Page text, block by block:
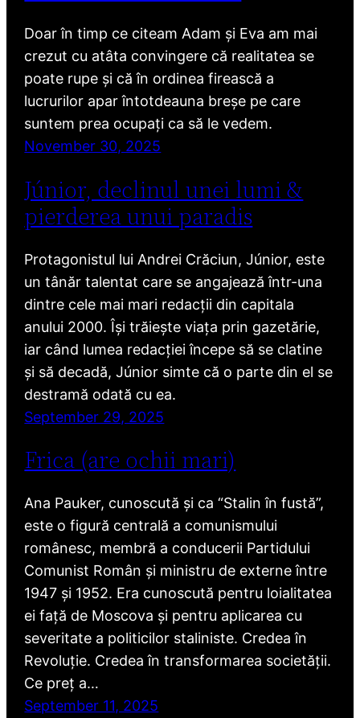
Doar în timp ce citeam Adam și Eva am mai
crezut cu atâta convingere că realitatea se
poate rupe și că în ordinea firească a
lucrurilor apar întotdeauna breșe pe care
suntem prea ocupați ca să le vedem.
November 30, 2025
Júnior, declinul unei lumi &
pierderea unui paradis
Protagonistul lui Andrei Crăciun, Júnior, este
un tânăr talentat care se angajează într-una
dintre cele mai mari redacții din capitala
anului 2000. Își trăiește viața prin gazetărie,
iar când lumea redacției începe să se clatine
și să decadă, Júnior simte că o parte din el se
destramă odată cu ea.
September 29, 2025
Frica (are ochii mari)
Ana Pauker, cunoscută și ca “Stalin în fustă”,
este o figură centrală a comunismului
românesc, membră a conducerii Partidului
Comunist Român și ministru de externe între
1947 și 1952. Era cunoscută pentru loialitatea
ei față de Moscova și pentru aplicarea cu
severitate a politicilor staliniste. Credea în
Revoluție. Credea în transformarea societății.
Ce preț a…
September 11, 2025